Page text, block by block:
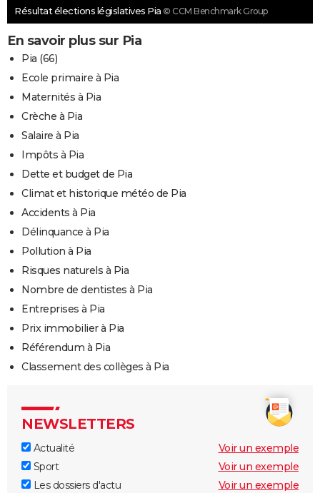
Résultat élections législatives Pia © CCM Benchmark Group
En savoir plus sur Pia
Pia (66)
Ecole primaire à Pia
Maternités à Pia
Crèche à Pia
Salaire à Pia
Impôts à Pia
Dette et budget de Pia
Climat et historique météo de Pia
Accidents à Pia
Délinquance à Pia
Pollution à Pia
Risques naturels à Pia
Nombre de dentistes à Pia
Entreprises à Pia
Prix immobilier à Pia
Référendum à Pia
Classement des collèges à Pia
NEWSLETTERS
Actualité
Voir un exemple
Sport
Voir un exemple
Les dossiers d'actu
Voir un exemple